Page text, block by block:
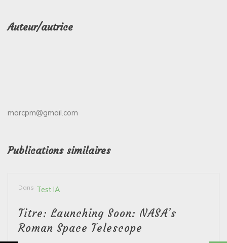
Auteur/autrice
marcpm@gmail.com
Publications similaires
Dans Test IA
Titre: Launching Soon: NASA’s
Roman Space Telescope